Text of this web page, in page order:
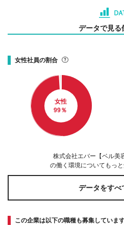
データで見る
女性社員の割合
女性
99％
株式会社エバー【ベル美
の働く環境についてもっ
データをすべ
この企業は以下の職種も募集していま